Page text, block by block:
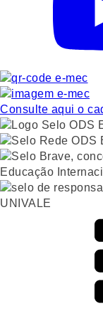
Consulte aqui o
UNIVALE